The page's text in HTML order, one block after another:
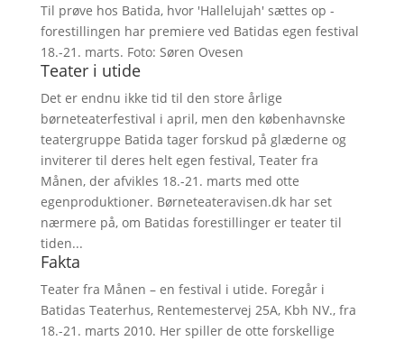
Til prøve hos Batida, hvor 'Hallelujah' sættes op -
forestillingen har premiere ved Batidas egen festival
18.-21. marts. Foto: Søren Ovesen
Teater i utide
Det er endnu ikke tid til den store årlige
børneteaterfestival i april, men den københavnske
teatergruppe Batida tager forskud på glæderne og
inviterer til deres helt egen festival, Teater fra
Månen, der afvikles 18.-21. marts med otte
egenproduktioner. Børneteateravisen.dk har set
nærmere på, om Batidas forestillinger er teater til
tiden...
Fakta
Teater fra Månen – en festival i utide. Foregår i
Batidas Teaterhus, Rentemestervej 25A, Kbh NV., fra
18.-21. marts 2010. Her spiller de otte forskellige